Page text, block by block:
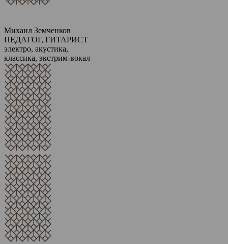
Михаил Земченков
ПЕДАГОГ, ГИТАРИСТ
электро, акустика,
классика, экстрим-вокал